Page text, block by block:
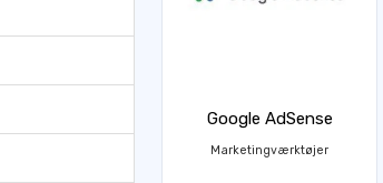
Google AdSense
Marketingværktøjer